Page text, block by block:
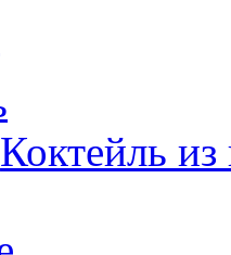
Коктейль из